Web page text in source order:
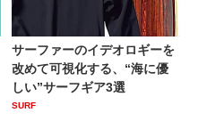
サーファーのイデオロギーを
改めて可視化する、“海に優
しい”サーフギア3選
SURF